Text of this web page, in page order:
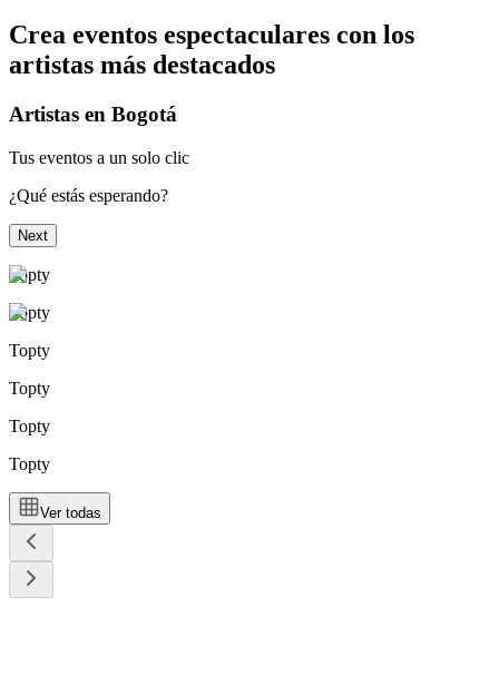
Crea eventos espectaculares con los
artistas más destacados
Artistas en Bogotá
Tus eventos a un solo clic
¿Qué estás esperando?
Next
Topty
Topty
Topty
Topty
Topty
Topty
Ver todas